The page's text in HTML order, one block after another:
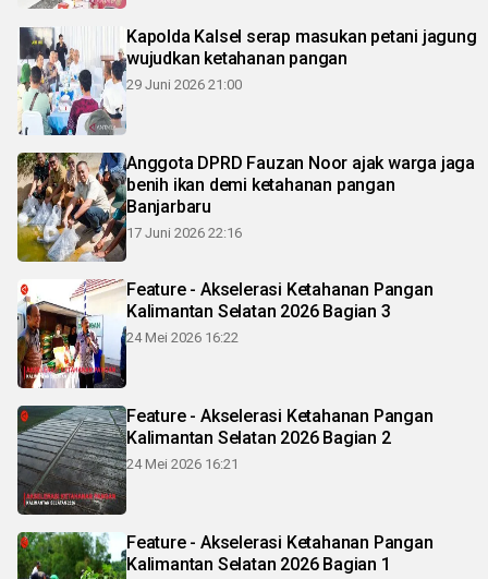
Kapolda Kalsel serap masukan petani jagung
wujudkan ketahanan pangan
29 Juni 2026 21:00
Anggota DPRD Fauzan Noor ajak warga jaga
benih ikan demi ketahanan pangan
Banjarbaru
17 Juni 2026 22:16
Feature - Akselerasi Ketahanan Pangan
Kalimantan Selatan 2026 Bagian 3
24 Mei 2026 16:22
Feature - Akselerasi Ketahanan Pangan
Kalimantan Selatan 2026 Bagian 2
24 Mei 2026 16:21
Feature - Akselerasi Ketahanan Pangan
Kalimantan Selatan 2026 Bagian 1